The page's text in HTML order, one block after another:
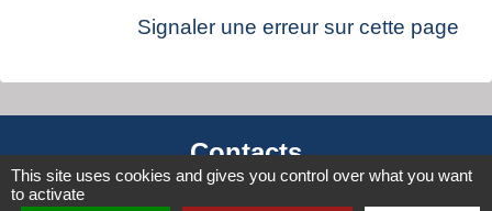
Signaler une erreur sur cette page
Contacts
This site uses cookies and gives you control over what you want
to activate